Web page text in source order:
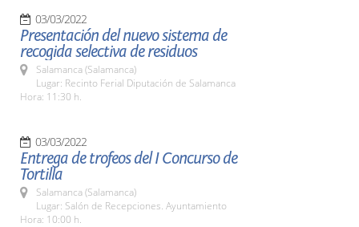
03/03/2022
Presentación del nuevo sistema de
recogida selectiva de residuos
Salamanca (Salamanca)
Lugar: Recinto Ferial Diputación de Salamanca
Hora: 11:30 h.
03/03/2022
Entrega de trofeos del I Concurso de
Tortilla
Salamanca (Salamanca)
Lugar: Salón de Recepciones. Ayuntamiento
Hora: 10:00 h.